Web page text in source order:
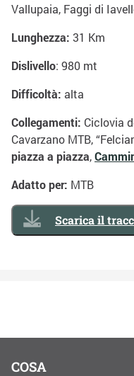
Vallupaia, Faggi di
Lunghezza: 31 Km
Dislivello: 980 mt
Difficoltà: alta
Collegamenti: Ciclovia
Cavarzano MTB,
piazza a piazza,
Adatto per: MTB
Scarica il
COSA